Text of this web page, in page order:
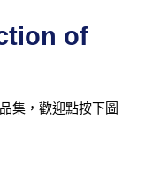
of
集，歡迎點按下圖